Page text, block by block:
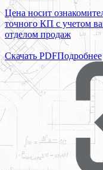
Цена носит
точного КП с учетом
отделом продаж
Скачать PDFПодробнее